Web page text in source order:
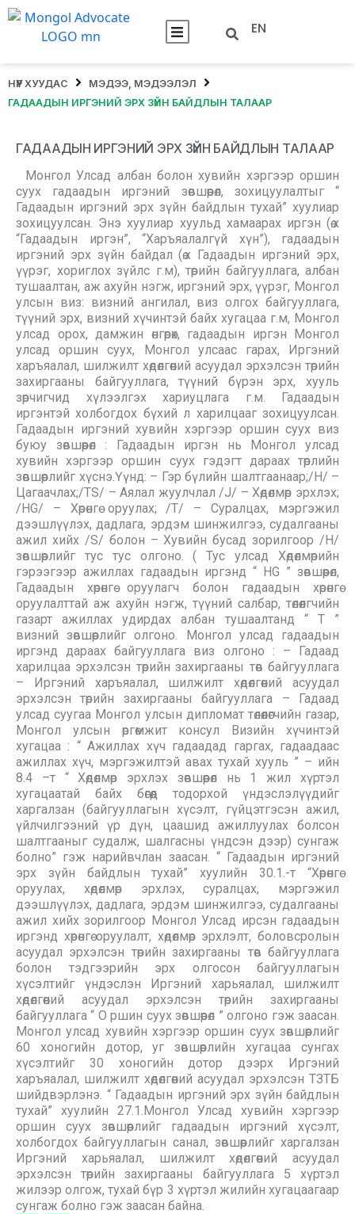
EN
НҮҮР ХУУДАС
МЭДЭЭ, МЭДЭЭЛЭЛ
ГАДААДЫН ИРГЭНИЙ ЭРХ ЗҮЙН БАЙДЛЫН ТАЛААР
ГАДААДЫН ИРГЭНИЙ ЭРХ ЗҮЙН БАЙДЛЫН ТАЛААР
Монгол Улсад албан болон хувийн хэргээр оршин
суух гадаадын иргэний зөвшөөрөл, зохицуулалтыг “
Гадаадын иргэний эрх зүйн байдлын тухай” хуулиар
зохицуулсан. Энэ хуулиар хуульд хамаарах иргэн (ө.х
“Гадаадын иргэн”, “Харъяалалгүй хүн”), гадаадын
иргэний эрх зүйн байдал (ө.х Гадаадын иргэний эрх,
үүрэг, хориглох зүйлс г.м), төрийн байгууллага, албан
тушаалтан, аж ахуйн нэгж, иргэний эрх, үүрэг, Монгол
улсын виз: визний ангилал, виз олгох байгууллага,
түүний эрх, визний хүчинтэй байх хугацаа г.м, Монгол
улсад орох, дамжин өнгөрөх, гадаадын иргэн Монгол
улсад оршин суух, Монгол улсаас гарах, Иргэний
харъяалал, шилжилт хөдөлгөөний асуудал эрхэлсэн төрийн
захиргааны байгууллага, түүний бүрэн эрх, хууль
зөрчигчид хүлээлгэх хариуцлага г.м. Гадаадын
иргэнтэй холбогдох бүхий л харилцааг зохицуулсан.
Гадаадын иргэний хувийн хэргээр оршин суух виз
буюу зөвшөөрөл : Гадаадын иргэн нь Монгол улсад
хувийн хэргээр оршин суух гэдэгт дараах төрлийн
зөвшөөрлийг хүснэ.Үүнд: – Гэр бүлийн шалтгаанаар;/Н/ –
Цагаачлах;/TS/ – Аялал жуулчлал /J/ – Хөдөлмөр эрхлэх;
/HG/ – Хөрөнгө оруулах; /T/ – Суралцах, мэргэжил
дээшлүүлэх, дадлага, эрдэм шинжилгээ, судалгааны
ажил хийх /S/ болон – Хувийн бусад зорилгоор /H/
зөвшөөрлийг тус тус олгоно. ( Тус улсад Хөдөлмөрийн
гэрээгээр ажиллах гадаадын иргэнд “ HG ” зөвшөөрөл,
Гадаадын хөрөнгө оруулагч болон гадаадын хөрөнгө
оруулалттай аж ахуйн нэгж, түүний салбар, төлөөлгчийн
газарт ажиллах удирдах албан тушаалтанд “ Т ”
визний зөвшөөрлийг олгоно. Монгол улсад гадаадын
иргэнд дараах байгууллага виз олгоно : – Гадаад
харилцаа эрхэлсэн төрийн захиргааны төв байгууллага
– Иргэний харъяалал, шилжилт хөдөлгөөний асуудал
эрхэлсэн төрийн захиргааны байгууллага – Гадаад
улсад суугаа Монгол улсын дипломат төлөөлөгчийн газар,
Монгол улсын өргөмжит консул Визийн хүчинтэй
хугацаа : “ Ажиллах хүч гадаадад гаргах, гадаадаас
ажиллах хүч, мэргэжилтэй авах тухай хууль ” – ийн
8.4 –т “ Хөдөлмөр эрхлэх зөвшөөрөл нь 1 жил хүртэл
хугацаатай байх бөгөөд тодорхой үндэслэлүүдийг
харгалзан (байгууллагын хүсэлт, гүйцэтгэсэн ажил,
үйлчилгээний үр дүн, цаашид ажиллуулах болсон
шалтгааныг судалж, шалгасны үндсэн дээр) сунгаж
болно” гэж нарийвчлан заасан. “ Гадаадын иргэний
эрх зүйн байдлын тухай” хуулийн 30.1.-т “Хөрөнгө
оруулах, хөдөлмөр эрхлэх, суралцах, мэргэжил
дээшлүүлэх, дадлага, эрдэм шинжилгээ, судалгааны
ажил хийх зорилгоор Монгол Улсад ирсэн гадаадын
иргэнд хөрөнгө оруулалт, хөдөлмөр эрхлэлт, боловсролын
асуудал эрхэлсэн төрийн захиргааны төв байгууллага
болон тэдгээрийн эрх олгосон байгууллагын
хүсэлтийг үндэслэн Иргэний харьяалал, шилжилт
хөдөлгөөний асуудал эрхэлсэн төрийн захиргааны
байгууллага “ О ршин суух зөвшөөрөл ” олгоно гэж заасан.
Монгол улсад хувийн хэргээр оршин суух зөвшөөрлийг
60 хоногийн дотор, уг зөвшөөрлийн хугацаа сунгах
хүсэлтийг 30 хоногийн дотор дээрх Иргэний
харъяалал, шилжилт хөдөлгөөний асуудал эрхэлсэн ТЗТБ
шийдвэрлэнэ. “ Гадаадын иргэний эрх зүйн байдлын
тухай” хуулийн 27.1.Монгол Улсад хувийн хэргээр
оршин суух зөвшөөрлийг гадаадын иргэний хүсэлт,
холбогдох байгууллагын санал, зөвшөөрлийг харгалзан
Иргэний харьяалал, шилжилт хөдөлгөөний асуудал
эрхэлсэн төрийн захиргааны байгууллага 5 хүртэл
жилээр олгож, тухай бүр 3 хүртэл жилийн хугацаагаар
сунгаж болно гэж заасан байна.